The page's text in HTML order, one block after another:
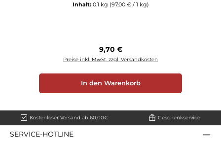
Inhalt: 0.1 kg (97,00 € / 1 kg)
Regulärer Preis:
9,70 €
Preise inkl. MwSt. zzgl. Versandkosten
In den Warenkorb
Kostenloser Versand ab 60,00€ Geschenkservice
SERVICE-HOTLINE